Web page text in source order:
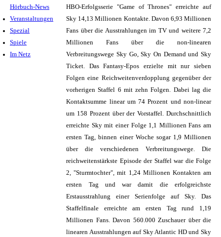
Hörbuch-News
Veranstaltungen
Spezial
Spiele
Im Netz
HBO-Erfolgsserie "Game of Thrones" erreichte auf
Sky 14,13 Millionen Kontakte. Davon 6,93 Millionen
Fans über die Ausstrahlungen im TV und weitere 7,2
Millionen Fans über die non-linearen
Verbreitungswege Sky Go, Sky On Demand und Sky
Ticket. Das Fantasy-Epos erzielte mit nur sieben
Folgen eine Reichweitenverdopplung gegenüber der
vorherigen Staffel 6 mit zehn Folgen. Dabei lag die
Kontaktsumme linear um 74 Prozent und non-linear
um 158 Prozent über der Vorstaffel. Durchschnittlich
erreichte Sky mit einer Folge 1,1 Millionen Fans am
ersten Tag, binnen einer Woche sogar 1,9 Millionen
über die verschiedenen Verbreitungswege. Die
reichweitenstärkste Episode der Staffel war die Folge
2, "Sturmtochter", mit 1,24 Millionen Kontakten am
ersten Tag und war damit die erfolgreichste
Erstausstrahlung einer Serienfolge auf Sky. Das
Staffelfinale erreichte am ersten Tag rund 1,19
Millionen Fans. Davon 560.000 Zuschauer über die
linearen Ausstrahlungen auf Sky Atlantic HD und Sky